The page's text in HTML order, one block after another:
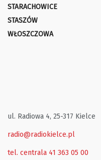
STARACHOWICE
STASZÓW
WŁOSZCZOWA
ul. Radiowa 4, 25-317 Kielce
radio@radiokielce.pl
tel. centrala 41 363 05 00